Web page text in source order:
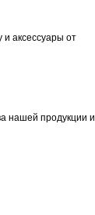
аксессуары от
нашей продукции и